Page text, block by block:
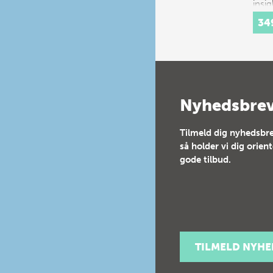
Tilmeld dig
så holder vi dig
gode tilbud.
TILMELD